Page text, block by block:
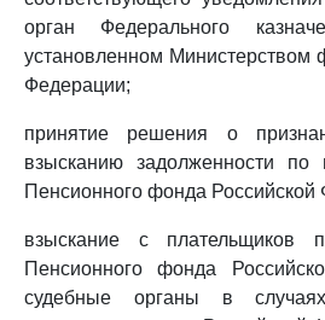
орган Федерального
установленном Министерством
Федерации;
принятие решения о
взысканию задолженности
Пенсионного фонда Российской
взыскание с плательщиков
Пенсионного фонда
судебные органы в